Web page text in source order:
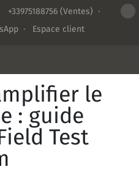
+33975188756 (Ventes) ·
· Espace client
le
: guide
Test